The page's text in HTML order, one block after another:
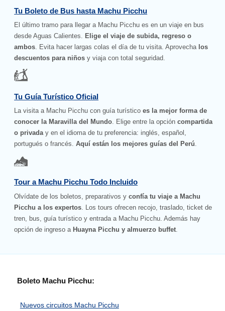
Tu Boleto de Bus hasta Machu Picchu
El último tramo para llegar a Machu Picchu es en un viaje en bus
desde Aguas Calientes. Elige el viaje de subida, regreso o
ambos. Evita hacer largas colas el día de tu visita. Aprovecha los
descuentos para niños y viaja con total seguridad.
Tu Guía Turístico Oficial
La visita a Machu Picchu con guía turístico es la mejor forma de
conocer la Maravilla del Mundo. Elige entre la opcióncompartida
o privaday en el idioma de tu preferencia: inglés, español,
portugués o francés.Aquí están los mejores guías del Perú.
Tour a Machu Picchu Todo Incluido
Olvídate de los boletos, preparativos yconfía tu viaje a Machu
Picchu a los expertos . Los tours ofrecen recojo, traslado, ticket de
tren, bus, guía turístico y entrada a Machu Picchu. Además hay
opción de ingreso a Huayna Picchu y almuerzo buffet
Boleto Machu Picchu:
Nuevos circuitos Machu Picchu